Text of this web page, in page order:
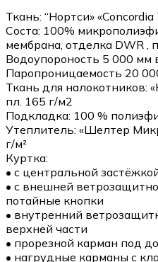
Ткань: “Нортси»
Соста: 100%
мембрана, отделка DWR ,
Водоупороность 5 000 мм
Паропроницаемость 20
Ткань для налокотников:
пл. 165 г/м2
Подкладка: 100 %
Утеплитель: «Шелтер
г/м²
Куртка:
• с центральной
• с внешней
потайные кнопки
• внутренний
верхней части
• прорезной карман под
• нагрудные карманы с